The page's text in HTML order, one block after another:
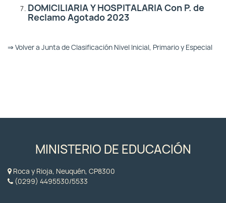
DOMICILIARIA Y HOSPITALARIA Con P. de
Reclamo Agotado 2023
⇒ Volver a Junta de Clasificación Nivel Inicial, Primario y Especial
MINISTERIO DE EDUCACIÓN
Roca y Rioja, Neuquén, CP8300
(0299) 4495530/5533